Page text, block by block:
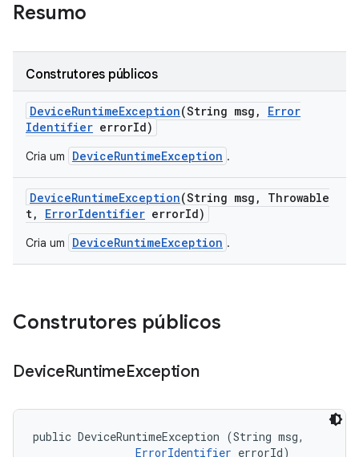
Resumo
Construtores públicos
DeviceRuntimeException(String msg ,
Error
Identifier errorId)
Cria um DeviceRuntimeException .
DeviceRuntimeException(String msg ,
Throwable
t, ErrorIdentifier errorId)
Cria um DeviceRuntimeException .
Construtores públicos
DeviceRuntimeException
public DeviceRuntimeException (String msg,
ErrorIdentifier errorId)